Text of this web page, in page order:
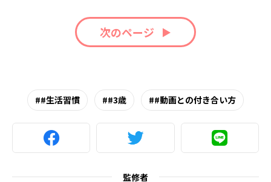
次のページ
#生活習慣 #3歳 #動画との付き合い方
監修者